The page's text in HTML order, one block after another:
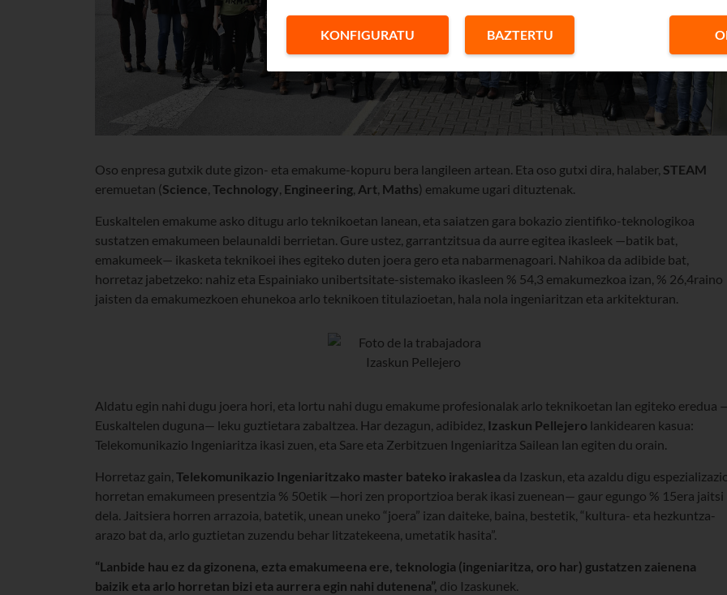
Oso enpresa gutxik dute gizon- eta emakume-kopuru bera langileen artean. Eta oso gutxi dira, halaber, STEAM
eremuetan (Science Technology Engineering Art Maths) emakume ugari dituztenak.
Euskaltelen emakume asko ditugu arlo teknikoetan lanean, eta saiatzen gara bokazio zientifiko-teknologikoa
sustatzen emakumeen belaunaldi berrietan. Gure ustez, garrantzitsua da aurre egitea ikasleek —batik bat,
emakumeek— ikasketa teknikoei ihes egiteko duten joera gero eta nabarmenagoari. Nahikoa da adibide bat,
horretaz jabetzeko: nahiz eta Espainiako unibertsitate-sistemako ikasleen % 54,3 emakumezkoa izan, % 26,4raino
jaisten da emakumezkoen ehunekoa arlo teknikoen titulazioetan, hala nola ingeniaritzan eta arkitekturan.
Aldatu egin nahi dugu joera hori, eta lortu nahi dugu emakume profesionalak arlo teknikoetan lan egiteko eredua
Euskaltelen duguna— leku guztietara zabaltzea. Har dezagun, adibidez, Izaskun Pellejero lankidearen kasua:
Telekomunikazio Ingeniaritza ikasi zuen, eta Sare eta Zerbitzuen Ingeniaritza Sailean lan egiten du orain.
Horretaz gain, Telekomunikazio Ingeniaritzako master bateko irakaslea da Izaskun, eta azaldu digu
horretan emakumeen presentzia % 50etik —hori zen proportzioa berak ikasi zuenean— gaur egungo % 15era jaitsi
dela. Jaitsiera horren arrazoia, batetik, unean uneko “joera” izan daiteke, baina, bestetik, “kultura- eta hezkuntza-
arazo bat da, arlo guztietan zuzendu behar litzatekeena, umetatik hasita”.
“Lanbide hau ez da gizonena, ezta emakumeena ere, teknologia (ingeniaritza, oro har) gustatzen zaienena
baizik eta arlo horretan bizi eta aurrera egin nahi dutenena”, dio Izaskunek.
KONFIGURATU BAZTERTU